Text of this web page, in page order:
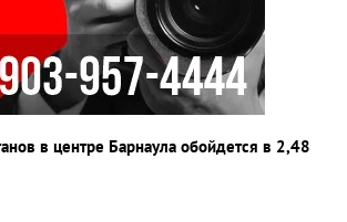
в центре Барнаула обойдется в 2,48